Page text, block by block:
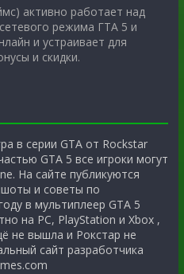
активно работает над
режима ГТА 5 и
и устраивает для
и скидки.
в серии GTA от Rockstar
GTA 5 все игроки могут
На сайте публикуются
и советы по
в мультиплеер GTA 5
на PC, PlayStation и Xbox ,
не вышла и Рокстар не
сайт разработчика